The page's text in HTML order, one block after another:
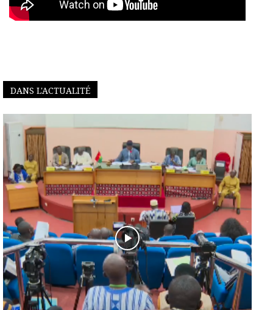
DANS L'ACTUALITÉ